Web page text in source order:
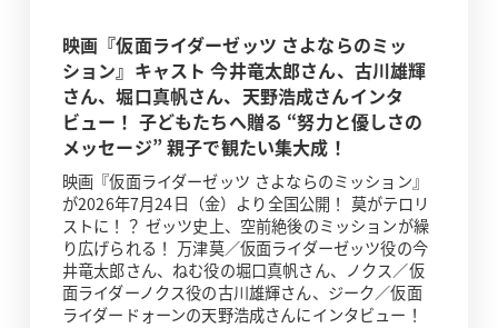
映画『仮面ライダーゼッツ さよならのミッ
ション』キャスト 今井竜太郎さん、古川雄輝
さん、堀口真帆さん、天野浩成さんインタ
ビュー！ 子どもたちへ贈る “努力と優しさの
メッセージ” 親子で観たい集大成！
映画『仮面ライダーゼッツ さよならのミッション』
が2026年7月24日（金）より全国公開！ 莫がテロリ
ストに！？ ゼッツ史上、空前絶後のミッションが繰
り広げられる！ 万津莫／仮面ライダーゼッツ役の今
井竜太郎さん、ねむ役の堀口真帆さん、ノクス／仮
面ライダーノクス役の古川雄輝さん、ジーク／仮面
ライダードォーンの天野浩成さんにインタビュー！